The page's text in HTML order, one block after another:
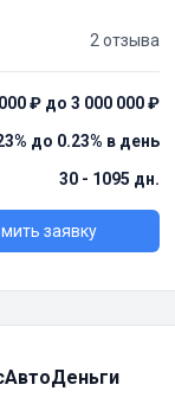
2 отзыва
₽ до 3 000 000 ₽
до 0.23% в день
30 - 1095 дн.
заявку